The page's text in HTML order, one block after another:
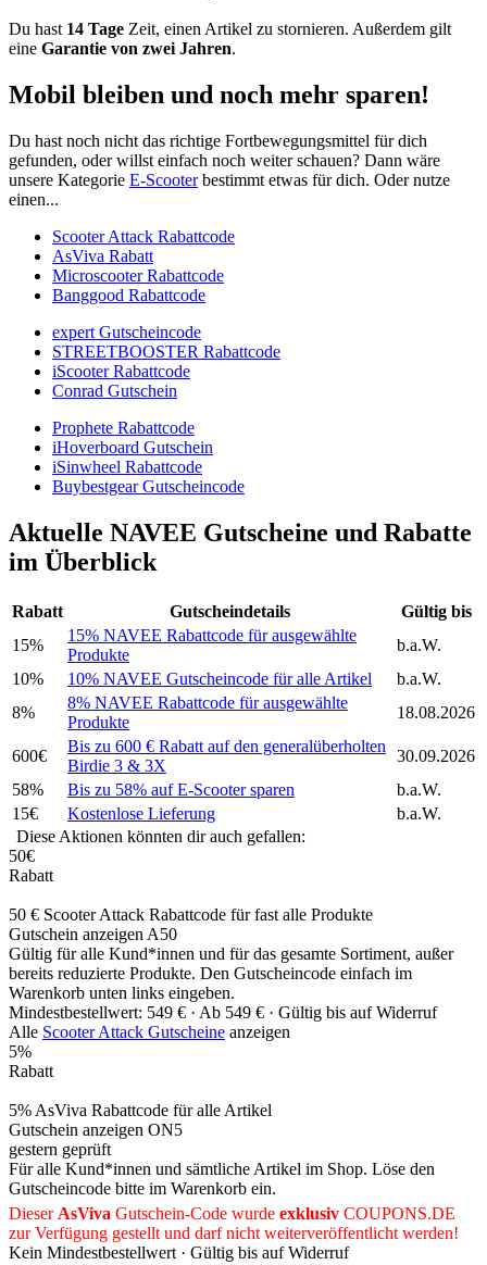
Du hast 14 Tage Zeit, einen Artikel zu stornieren. Außerdem gilt
eine Garantie von zwei Jahren.
Mobil bleiben und noch mehr sparen!
Du hast noch nicht das richtige Fortbewegungsmittel für dich
gefunden, oder willst einfach noch weiter schauen? Dann wäre
unsere Kategorie E-Scooterbestimmt etwas für dich. Oder nutze
einen...
Scooter Attack Rabattcode
AsViva Rabatt
Microscooter Rabattcode
Banggood Rabattcode
expert Gutscheincode
STREETBOOSTER Rabattcode
iScooter Rabattcode
Conrad Gutschein
Prophete Rabattcode
iHoverboard Gutschein
iSinwheel Rabattcode
Buybestgear Gutscheincode
Aktuelle NAVEE Gutscheine und Rabatte
im Überblick
Rabatt Gutscheindetails
Gültig bis
15%
15% NAVEE Rabattcode für ausgewählte
Produkte
b.a.W.
10%
10% NAVEE Gutscheincode für alle Artikel
b.a.W.
8%
8% NAVEE Rabattcode für ausgewählte
Produkte
18.08.2026
600€
Bis zu 600 € Rabatt auf den generalüberholten
Birdie 3 & 3X
30.09.2026
58%
Bis zu 58% auf E-Scooter sparen
b.a.W.
15€
Kostenlose Lieferung
b.a.W.
Diese Aktionen könnten dir auch gefallen:
50€
Rabatt
50 € Scooter Attack Rabattcode für fast alle Produkte
Gutschein anzeigen A50
Gültig für alle Kund*innen und für das gesamte Sortiment, außer
bereits reduzierte Produkte. Den Gutscheincode einfach im
Warenkorb unten links eingeben.
Mindestbestellwert: 549 € · Ab 549 € · Gültig bis auf Widerruf
Alle Scooter Attack Gutscheine anzeigen
5%
Rabatt
5% AsViva Rabattcode für alle Artikel
Gutschein anzeigen ON5
gestern geprüft
Für alle Kund*innen und sämtliche Artikel im Shop. Löse den
Gutscheincode bitte im Warenkorb ein.
Dieser AsViva Gutschein-Code wurde exklusiv COUPONS.DE
zur Verfügung gestellt und darf nicht weiterveröffentlicht werden!
Kein Mindestbestellwert · Gültig bis auf Widerruf